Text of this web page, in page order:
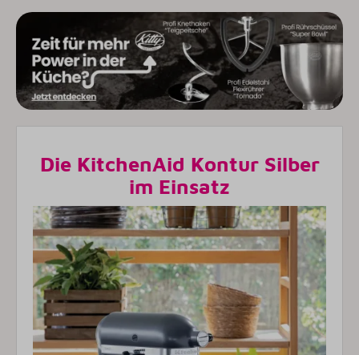
Die KitchenAid Kontur Silber
im Einsatz